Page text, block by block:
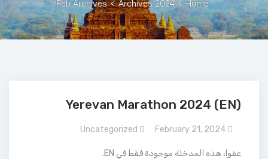
Home
>
2024 Archives
>
Feb Archives
(EN) Yerevan Marathon 2024
February 21, 2024
Uncategorized
عفوا، هذه المدخلة موجودة فقط في EN.